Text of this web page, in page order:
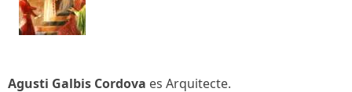
Agusti Galbis Cordova es Arquitecte.